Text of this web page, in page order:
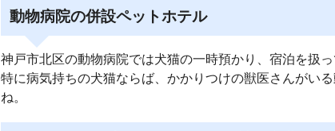
動物病院の併設ペットホテル
神戸市北区の動物病院では犬猫の一時預かり、宿泊を扱っ
特に病気持ちの犬猫ならば、かかりつけの獣医さんがい
ね。